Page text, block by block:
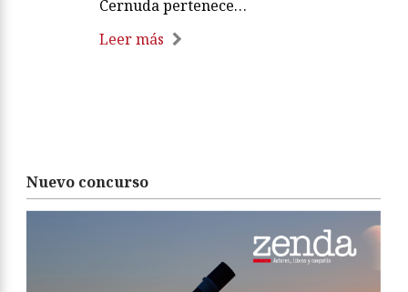
Cernuda pertenece…
Leer más
Nuevo concurso